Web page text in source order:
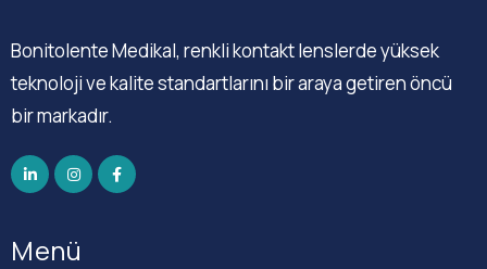
Bonitolente Medikal, renkli kontakt lenslerde yüksek
teknoloji ve kalite standartlarını bir araya getiren öncü
bir markadır.
Menü